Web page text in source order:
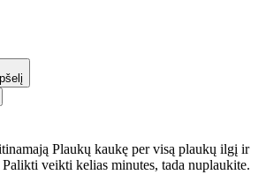
Plaukų kaukę per visą plaukų ilgį ir
veikti kelias minutes, tada nuplaukite.